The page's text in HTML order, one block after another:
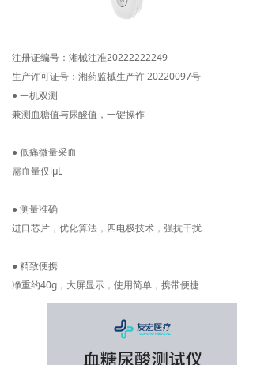
注册证编号：湘械注准20222222249
生产许可证号：湘药监械生产许 20220097号
● 一机双测
兼测血糖值与尿酸值，一键操作
● 低痛微量采血
需血量仅lμL
● 测量准确
进口芯片，优化算法，四电极技术，强抗干扰
● 精致便携
净重约40g，大屏显示，使用简单，携带便捷